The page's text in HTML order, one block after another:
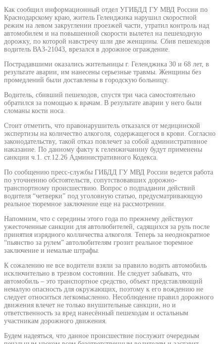
Как сообщил информационный отдел УГИБДД ГУ МВД России по
Краснодарскому краю, житель Геленджика нарушил скоростной
режим на левом закруглении проезжей части, утратил контроль над
автомобилем и на повышенной скорости вылетел на пешеходную
дорожку, по которой навстречу шли две женщины. Сбив пешеходов
водитель ВАЗ-21043, врезался в дорожное ограждение.
Пострадавшими оказались жительницы г. Геленджика 30 и 68 лет, в
результате аварии, им нанесены серьезные травмы. Женщины без
промедлений были доставлены в городскую больницу.
Водитель, сбивший пешеходов, спустя три часа самостоятельно
обратился за помощью к врачам. В результате аварии у него были
сломаны кости носа.
Стоит отметить, что правонарушитель отказался от медицинской
экспертизы на количество алкоголя, содержащегося в крови. Согласно
законодательству, такой отказ повлечет за собой административное
наказание. По данному факту к геленжичанину будут применены
санкции ч.1. ст.12.26 Административного Кодекса.
По сообщению пресс-службы ГИБДД ГУ МВД России ведется работа
по уточнению обстоятельств, сопутствовавших дорожно-
транспортному происшествию. Вопрос о подпадании действий
водителя “четверки” под уголовную статью, предусматривающую
реальное тюремное заключение еще на рассмотрении.
Напомним, что с середины этого года по прежнему действуют
ужесточенные санкции для автолюбителей, садящихся за руль после
принятия изрядного колличества алкоголя. Теперь за неоднократное
“пьянство за рулем” автолюбителям грозит реальное тюремное
заключение и немалые штрафы.
К сожалению не все водители взяли за правило водить автомобиль
исключительно в трезвом состоянии. Не следует забывать, что
автомобиль – это транспортное средство, объект представляющий
немалую опасность для окружающих, поэтому к его вождению не
следует относиться легкомысленно. Несоблюдение правил дорожного
движения влечет не только внушительные санкции, но и
ответственность за вред нанесённый пешеходам и остальным
участникам дорожного движения.
Будем надеяться, что данное происшествие послужит очередным